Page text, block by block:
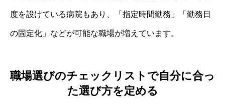
度を設けている病院もあり、「指定時間勤務」「勤務日
の固定化」などが可能な職場が増えています。
職場選びのチェックリストで自分に合っ
た選び方を定める